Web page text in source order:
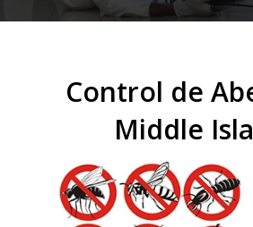
Control de
Middle